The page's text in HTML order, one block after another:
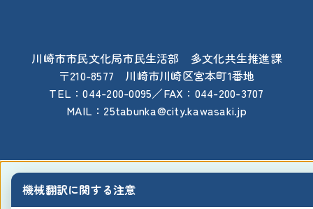
川崎市市民文化局市民生活部 多文化共生推進課
〒210-8577 川崎市川崎区宮本町1番地
TEL：044-200-0095／FAX：044-200-3707
MAIL：25tabunka@city.kawasaki.jp
機械翻訳に関する注意